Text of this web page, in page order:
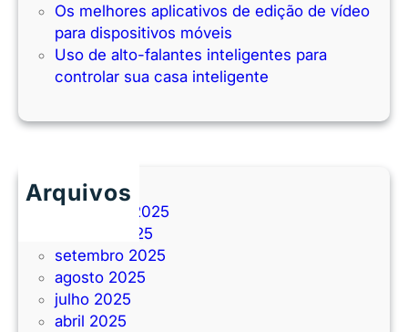
Os melhores aplicativos de edição de vídeo
para dispositivos móveis
Uso de alto-falantes inteligentes para
controlar sua casa inteligente
Arquivos
novembro 2025
outubro 2025
setembro 2025
agosto 2025
julho 2025
abril 2025